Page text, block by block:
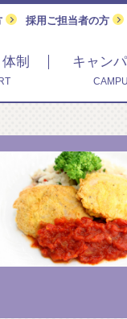
採用ご担当者の方
制 キャン